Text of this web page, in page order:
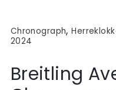
Chronograph,
2024
Breitling